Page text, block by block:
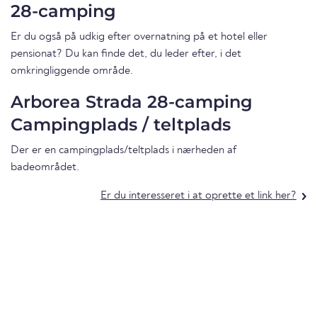
28-camping
Er du også på udkig efter overnatning på et hotel eller
pensionat? Du kan finde det, du leder efter, i det
omkringliggende område.
Arborea Strada 28-camping
Campingplads / teltplads
Der er en campingplads/teltplads i nærheden af
badeområdet.
Er du interesseret i at oprette et link her?